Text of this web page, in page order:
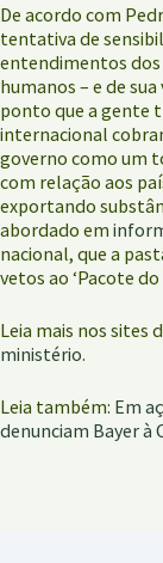
De acordo com
tentativa de
entendimentos
humanos – e de
ponto que a gente
internacional
governo como um
com relação aos
exportando
abordado em
nacional, que a
vetos ao ‘Pacote do
Leia mais nos sites
ministério.
Leia também: Em
denunciam Bayer à